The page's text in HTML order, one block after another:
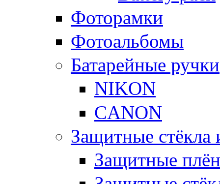
Фоторамки
Фотоальбомы
Батарейные ручки
NIKON
CANON
Защитные стёкла
Защитные